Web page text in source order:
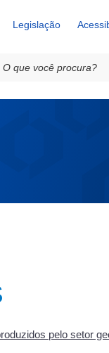
Legislação
pelo setor